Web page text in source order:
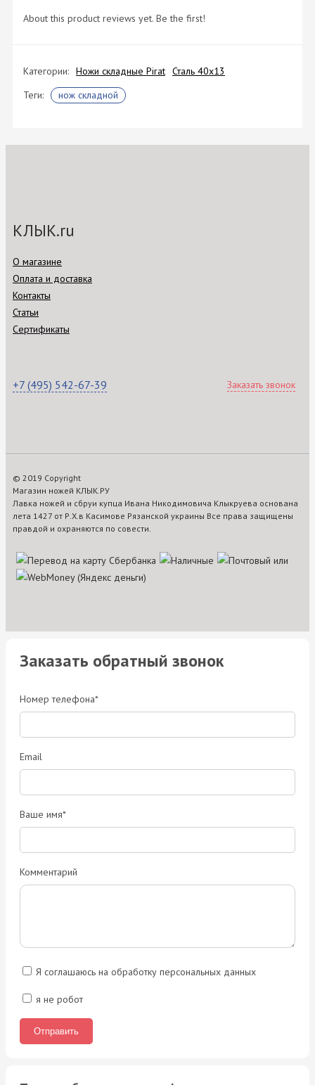
About this product reviews yet. Be the first!
Категории: Ножи складные Pirat Сталь 40х13
Теги:
нож складной
КЛЫК.ru
О магазине
Оплата и доставка
Контакты
Статьи
Сертификаты
+7 (495) 542-67-39 Заказать звонок
© 2019 Copyright
Магазин ножей КЛЫК.РУ
Лавка ножей и сбруи купца Ивана Никодимовича Клыкруева основана
лета 1427 от Р.Х.в Касимове Рязанской украины Все права защищены
правдой и охраняются по совести.
Заказать обратный звонок
Номер телефона*
Email
Ваше имя*
Комментарий
Я соглашаюсь на обработку персональных данных
я не робот